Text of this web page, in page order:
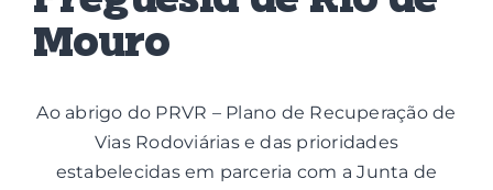
Mouro
Ao abrigo do PRVR – Plano de Recuperação de
Vias Rodoviárias e das prioridades
estabelecidas em parceria com a Junta de